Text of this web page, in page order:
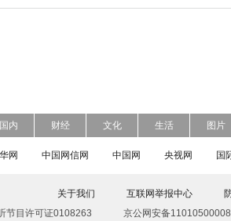
国内 财经 文化 生活 图片
网 中国网信网 中国网 央视网 国
关于我们 互联网举报中心
节目许可证0108263
京公网安备